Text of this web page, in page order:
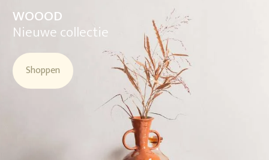
WOOOD
Nieuwe collectie
Shoppen